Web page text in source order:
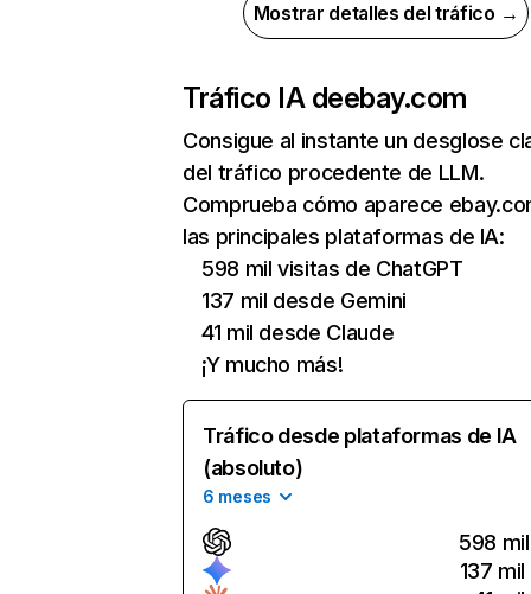
Mostrar detalles del tráfico →
Tráfico IA deebay.com
Consigue al instante un desglose
del tráfico procedente de LLM.
Comprueba cómo aparece
las principales plataformas de IA:
598 mil visitas de ChatGPT
137 mil desde Gemini
41 mil desde Claude
¡Y mucho más!
Tráfico desde plataformas de IA
(absoluto)
6 meses
598 mil
137 mil